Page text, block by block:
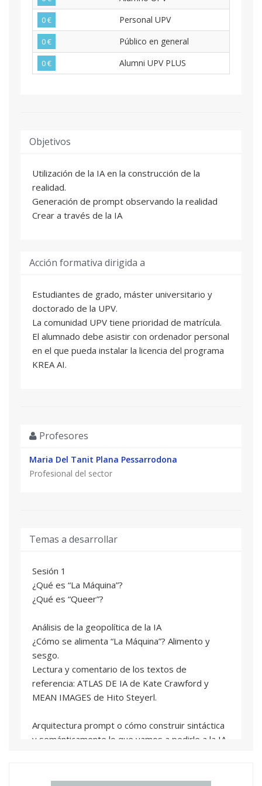
0 € Personal UPV
0 € Público en general
0 € Alumni UPV PLUS
Objetivos
Utilización de la IA en la construcción de la
realidad.
Generación de prompt observando la realidad
Crear a través de la IA
Acción formativa dirigida a
Estudiantes de grado, máster universitario y
doctorado de la UPV.
La comunidad UPV tiene prioridad de matrícula.
El alumnado debe asistir con ordenador personal
en el que pueda instalar la licencia del programa
KREA AI.
Profesores
Maria Del Tanit Plana Pessarrodona
Profesional del sector
Temas a desarrollar
Sesión 1
¿Qué es “La Máquina”?
¿Qué es “Queer”?
Análisis de la geopolítica de la IA
¿Cómo se alimenta “La Máquina”? Alimento y
sesgo.
Lectura y comentario de los textos de
referencia: ATLAS DE IA de Kate Crawford y
MEAN IMAGES de Hito Steyerl.
Arquitectura prompt o cómo construir sintáctica
y semánticamente lo que vamos a pedirle a la IA.
¿Qué le digo a la máquina? ¿Cómo se le digo?